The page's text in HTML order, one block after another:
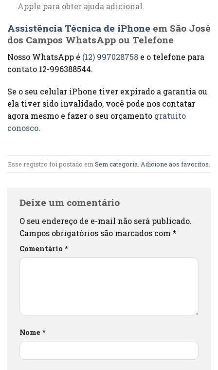
Apple para obter ajuda adicional.
Assistência Técnica de iPhone em São José
dos Campos WhatsApp ou Telefone
Nosso WhatsApp é (12) 997028758 e o telefone para
contato 12-996388544.
Se o seu celular iPhone tiver expirado a garantia ou
ela tiver sido invalidado, você pode nos contatar
agora mesmo e fazer o seu orçamento gratuito
conosco.
Esse registro foi postado em Sem categoria Adicione aos favoritos
Deixe um comentário
O seu endereço de e-mail não será publicado.
Campos obrigatórios são marcados com *
Comentário *
Nome *